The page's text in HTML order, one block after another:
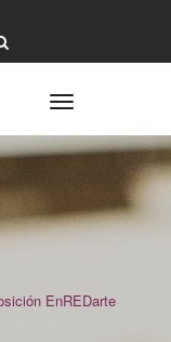
Toggle
navigation
EnREDarte